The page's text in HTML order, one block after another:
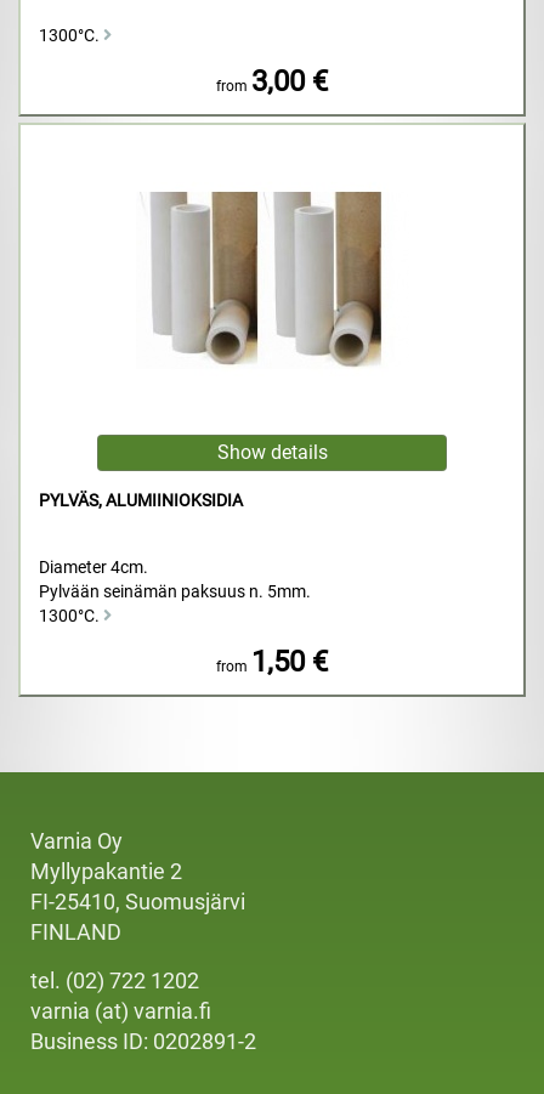
1300°C.
from 3,00 €
PYLVÄS, ALUMIINIOKSIDIA
Diameter 4cm.
Pylvään seinämän paksuus n. 5mm.
1300°C.
from 1,50 €
Varnia Oy
Myllypakantie 2
FI-25410, Suomusjärvi
FINLAND
tel. (02) 722 1202
varnia (at) varnia.fi
Business ID: 0202891-2